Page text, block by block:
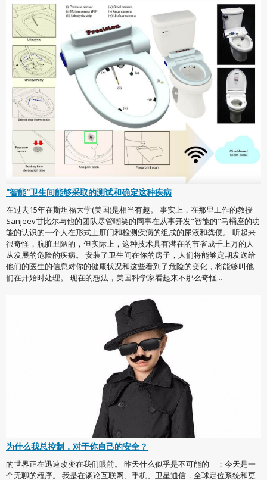
"智能"卫生间能够采取的测试和确定这种疾病
在过去15年在斯坦福大学(美国)是相当有趣。 事实上，在那里工作的教授
Sanjeev甘比尔与他的团队尽管嘲笑的同事在从事开发"智能的"马桶座的功
能的认识的一个人在形式上肛门和检测疾病的组成的尿液和粪便。 听起来
很奇怪，肮脏丑陋的，但实际上，这种技术具有潜在的节省成千上万的人
从发展的危险的疾病。 安装了卫生间在你的房子，人们将能够定期发送给
他们的医生的信息对你的健康状况和这些看到了危险的变化，将能够叫他
们在开始时处理。 现在的想法，美国科学家看起来不那么奇怪...
为什么我总控制，对于你自己的安全？
的世界正在迅速改变在我们眼前。 昨天什么似乎是不可能的—；今天是一
个无聊的程序。 我是在谈论互联网、手机、卫星通信，全球定位系统和更